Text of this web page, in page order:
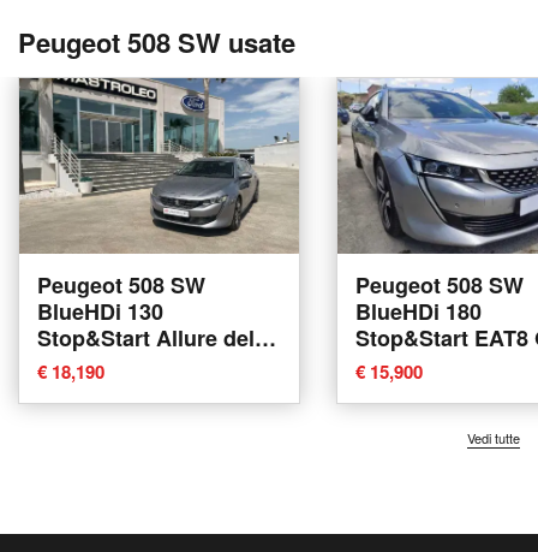
Peugeot 508 SW usate
Peugeot 508 SW
BlueHDi 130
Stop&Start Allure del
2021 usata a Tricase
€ 18,190
Peugeot 508 SW
BlueHDi 180
Stop&Start EAT8
Line del 2019
Pratola Serra
€ 15,900
Vedi tutte